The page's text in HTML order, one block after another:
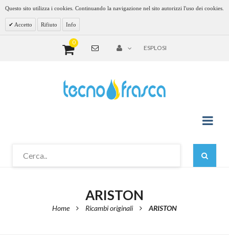
Questo sito utilizza i cookies. Continuando la navigazione nel sito autorizzi l'uso dei cookies.
Accetto Rifiuto Info
0
ESPLOSI
ARISTON
Home Ricambi originali ARISTON